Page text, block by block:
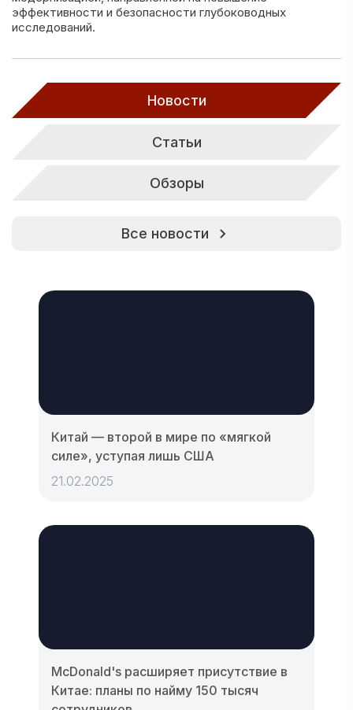
эффективности и безопасности глубоководных
исследований.
Новости
Статьи
Обзоры
Все новости
Китай — второй в мире по «мягкой
силе», уступая лишь США
21.02.2025
McDonald's расширяет присутствие в
Китае: планы по найму 150 тысяч